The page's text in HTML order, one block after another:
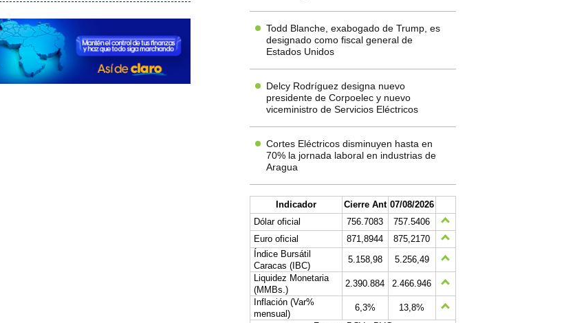
Todd Blanche, exabogado de Trump, es
designado como fiscal general de
Estados Unidos
Delcy Rodríguez designa nuevo
presidente de Corpoelec y nuevo
viceministro de Servicios Eléctricos
Cortes Eléctricos disminuyen hasta en
70% la jornada laboral en industrias de
Aragua
Indicador Cierre Ant 07/08/2026
Dólar oficial
756.7083
757.5406
Euro oficial
871,8944
875,2170
Índice Bursátil
Caracas (IBC)
5.158,98
5.256,49
Liquidez Monetaria
(MMBs.)
2.390.884
2.466.946
Inflación (Var%
mensual)
6,3%
13,8%